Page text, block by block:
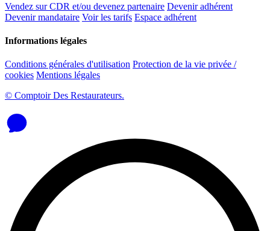
Vendez sur CDR et/ou devenez partenaire Devenir adhérent
Devenir mandataire Voir les tarifs Espace adhérent
Informations légales
Conditions générales d'utilisation Protection de la vie privée /
cookies Mentions légales
© Comptoir Des Restaurateurs.